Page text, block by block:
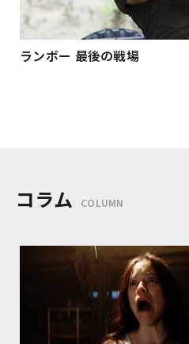
ランボー 最後の戦場
コラム COLUMN